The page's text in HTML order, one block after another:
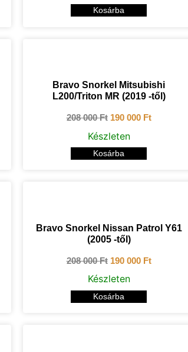
Kosárba
Bravo Snorkel Mitsubishi
L200/Triton MR (2019 -től)
208 000Ft 190 000 Ft
Készleten
Kosárba
Bravo Snorkel Nissan Patrol Y61
(2005 -től)
208 000Ft 190 000 Ft
Készleten
Kosárba